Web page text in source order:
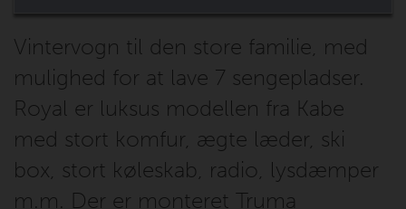
Vintervogn til den store familie, med
mulighed for at lave 7 sengepladser.
Royal er luksus modellen fra Kabe
med stort komfur, ægte læder, ski
box, stort køleskab, radio, lysdæmper
m.m. Der er monteret Truma